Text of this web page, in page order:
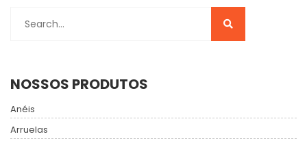
NOSSOS PRODUTOS
Anéis
Arruelas